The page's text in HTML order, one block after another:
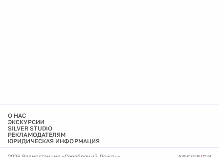
О НАС
ЭКСКУРСИИ
SILVER STUDIO
РЕКЛАМОДАТЕЛЯМ
ЮРИДИЧЕСКАЯ ИНФОРМАЦИЯ